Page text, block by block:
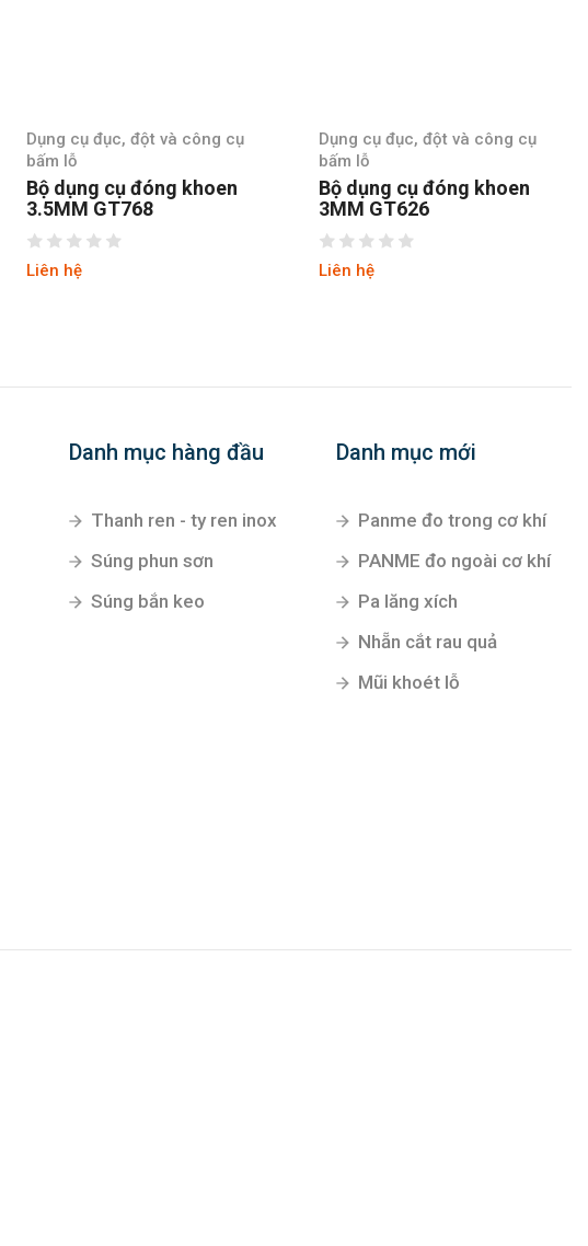
Dụng cụ đục, đột và công cụ
bấm lỗ
Bộ dụng cụ đóng khoen
3MM GT626
Liên hệ
Dụng cụ đục, đột và công cụ
bấm lỗ
Bộ dụng cụ đóng khoen
4MM GT628
Liên hệ
Danh mục hàng đầu
Thanh ren - ty ren inox
Súng phun sơn
Súng bắn keo
Danh mục mới
Panme đo trong cơ khí
PANME đo ngoài cơ khí
Pa lăng xích
Nhẵn cắt rau quả
Mũi khoét lỗ